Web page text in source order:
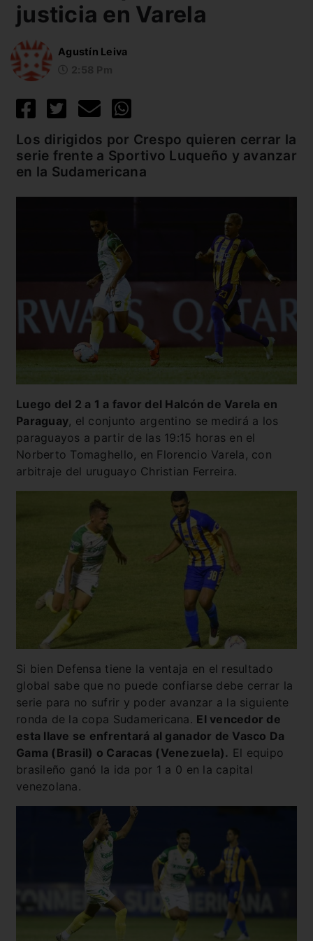
justicia en Varela
Agustín Leiva
Los dirigidos por Crespo quieren cerrar la
serie frente a Sportivo Luqueño y avanzar
en la Sudamericana
Luego del 2 a 1 a favor del Halcón de Varela en
Paraguay, el conjunto argentino se medirá a los
paraguayos a partir de las 19:15 horas en el
Norberto Tomaghello, en Florencio Varela, con
arbitraje del uruguayo Christian Ferreira.
Si bien Defensa tiene la ventaja en el resultado
global sabe que no puede confiarse debe cerrar la
serie para no sufrir y poder avanzar a la siguiente
ronda de la copa Sudamericana. El vencedor de
esta llave se enfrentará al ganador de Vasco Da
Gama (Brasil) o Caracas (Venezuela). El equipo
brasileño ganó la ida por 1 a 0 en la capital
venezolana.